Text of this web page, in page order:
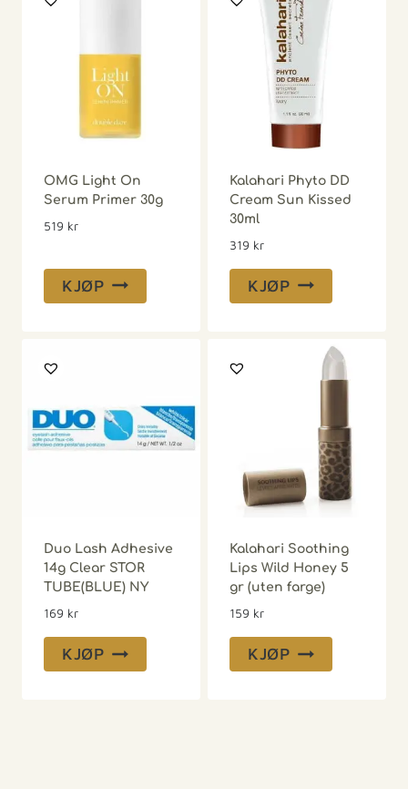
OMG Light On
Serum Primer 30g
519 kr
KJØP
Kalahari Phyto DD
Cream Sun Kissed
30ml
319 kr
KJØP
Duo Lash Adhesive
14g Clear STOR
TUBE(BLUE) NY
169 kr
KJØP
Kalahari Soothing
Lips Wild Honey 5
gr (uten farge)
159 kr
KJØP